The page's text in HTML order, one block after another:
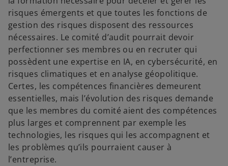
risques émergents et que toutes les fonctions de
gestion des risques disposent des ressources
nécessaires. Le comité d’audit pourrait devoir
perfectionner ses membres ou en recruter qui
possèdent une expertise en IA, en cybersécurité, en
risques climatiques et en analyse géopolitique.
Certes, les compétences financières demeurent
essentielles, mais l’évolution des risques demande
que les membres du comité aient des compétences
plus larges et comprennent par exemple les
technologies, les risques qui les accompagnent et
les problèmes qu’ils pourraient causer à
l’entreprise.